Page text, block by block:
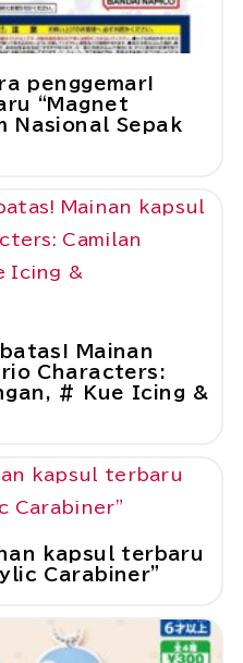
penggemar!
“Magnet
Nasional Sepak
Mainan
Characters:
# Kue Icing &
kapsul terbaru
Carabiner”